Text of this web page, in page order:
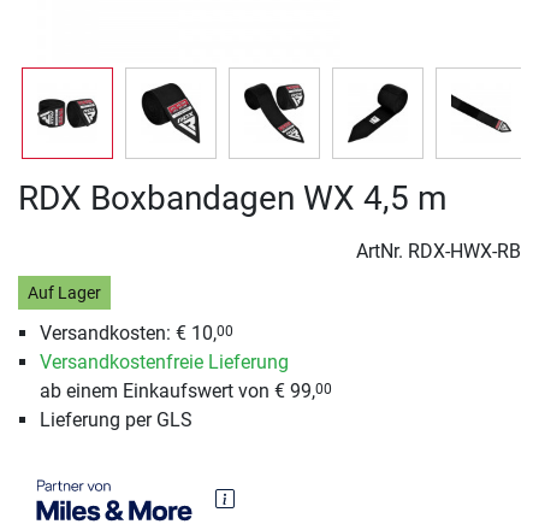
RDX Boxbandagen WX 4,5 m
ArtNr. RDX-HWX-RB
Auf Lager
Versandkosten: € 10,00
Versandkostenfreie Lieferung
ab einem Einkaufswert von € 99,00
Lieferung per GLS